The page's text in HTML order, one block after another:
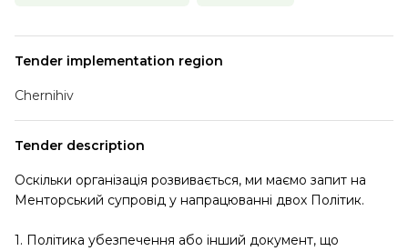
Tender implementation region
Chernihiv
Tender description
Оскільки організація розвивається, ми маємо запит на
Менторський супровід у напрацюванні двох Політик.
1. Політика убезпечення або інший документ, що